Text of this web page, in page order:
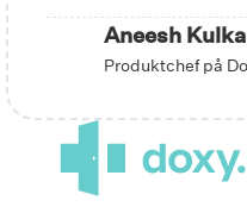
Aneesh
Produktchef på